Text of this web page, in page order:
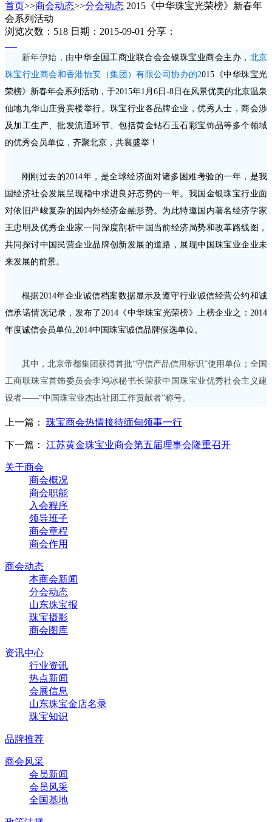
首页>>商会动态>>分会动态 2015《中华珠宝光荣榜》新春年
会系列活动
浏览次数：518 日期：2015-09-01 分享：
新年伊始，由中华全国工商业联合会金银珠宝业商会主办， 北京
珠宝行业商会和香港怡安（集团）有限公司协办的2015《中华珠宝光
荣榜》新春年会系列活动，于2015年1月6日-8日 在风景优美的北京温泉
仙地九华山庄贵宾楼举行。珠宝行业各品牌企业，优秀人士，商会涉
及加工生产、批发流通环节、包括黄金钻石玉石彩宝饰品等多个领域
的优秀会员单位，齐聚北京，共襄盛举！
刚刚过去的2014年，是全球经济面对诸多困难考验的一年，是我
国经济社会发展呈现稳中求进良好态势的一年。我国金银珠宝行业面
对依旧严峻复杂的国内外经济金融形势。为此特邀国内著名经济学家
王忠明及优秀企业家一同深度剖析中国当前经济局势和改革路线图，
共同探讨中国民营企业品牌创新发展的道路，展现中国珠宝业企业未
来发展的前景。
根据2014年企业诚信档案数据显示及遵守行业诚信经营公约和诚
信承诺情况记录，发布了 2014《中华珠宝光荣榜》上榜企业之：2014
年度诚信会员单位,2014中国珠宝诚信品牌候选单位。
其中，北京帝都集团获得首批“守信产品信用标识”使用单位；全国
工商联珠宝首饰委员会李鸿冰秘书长荣获中国珠宝业优秀社会主义建
设者——“中国珠宝业杰出社团工作贡献者”称号。
上一篇： 珠宝商会热情接待缅甸领事一行
下一篇： 江苏黄金珠宝业商会第五届理事会隆重召开
关于商会
商会概况
商会职能
入会程序
领导班子
商会章程
商会作用
商会动态
本商会新闻
分会动态
山东珠宝报
珠宝摄影
商会图库
资讯中心
行业资讯
热点新闻
会展信息
山东珠宝金店名录
珠宝知识
品牌推荐
商会风采
会员新闻
会员风采
全国基地